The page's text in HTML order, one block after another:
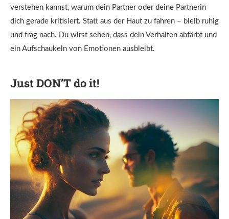
verstehen kannst, warum dein Partner oder deine Partnerin
dich gerade kritisiert. Statt aus der Haut zu fahren – bleib ruhig
und frag nach. Du wirst sehen, dass dein Verhalten abfärbt und
ein Aufschaukeln von Emotionen ausbleibt.
Just DON’T do it!